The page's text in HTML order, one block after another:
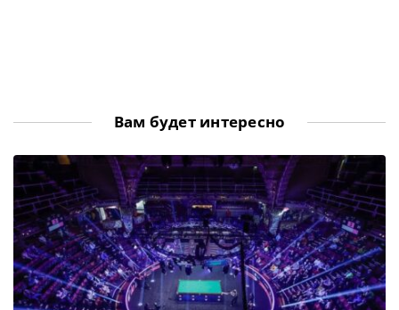
Вам будет интересно